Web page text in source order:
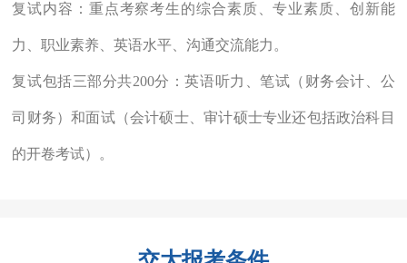
复试内容：重点考察考生的综合素质、专业素质、创新能
力、职业素养、英语水平、沟通交流能力。
复试包括三部分共200分：英语听力、笔试（财务会计、公
司财务）和面试（会计硕士、审计硕士专业还包括政治科目
的开卷考试）。